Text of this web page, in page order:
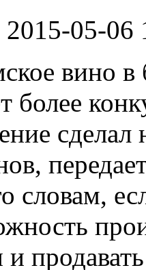
2015-05-06
вино в
более
словам,
и